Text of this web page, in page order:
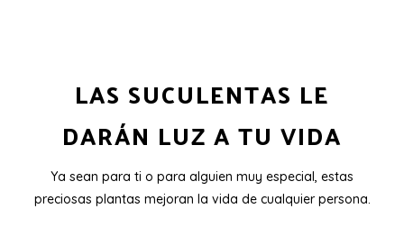
LAS SUCULENTAS LE
DARÁN LUZ A TU VIDA
Ya sean para ti o para alguien muy especial, estas
preciosas plantas mejoran la vida de cualquier persona.